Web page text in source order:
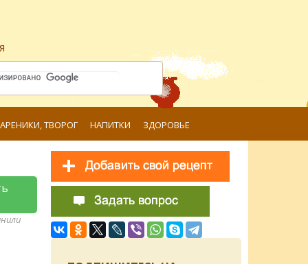
ТВОРОГ НАПИТКИ ЗДОРОВЬЕ